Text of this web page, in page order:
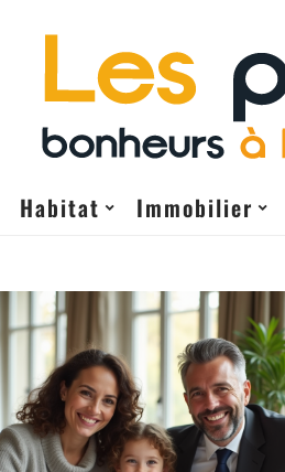
Habitat Immobilier